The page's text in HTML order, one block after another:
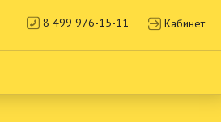
8 499 976-15-11 Кабинет